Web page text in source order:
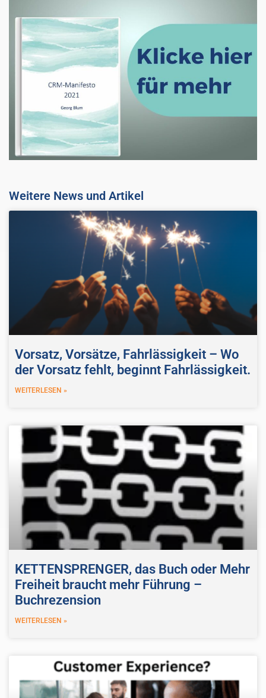
Weitere News und Artikel
Vorsatz, Vorsätze, Fahrlässigkeit – Wo
der Vorsatz fehlt, beginnt Fahrlässigkeit.
WEITERLESEN »
KETTENSPRENGER, das Buch oder Mehr
Freiheit braucht mehr Führung –
Buchrezension
WEITERLESEN »